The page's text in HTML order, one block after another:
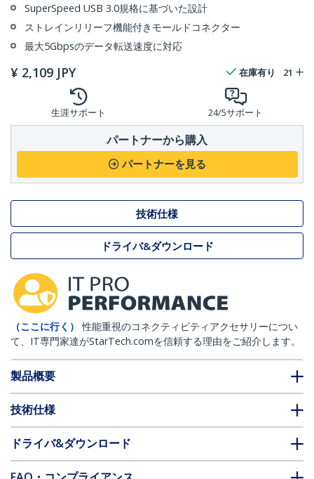
SuperSpeed USB 3.0規格に基づいた設計
ストレインリリーフ機能付きモールドコネクター
最大5Gbpsのデータ転送速度に対応
¥ 2,109 JPY 在庫有り 21
生涯サポート 24/5サポート
パートナーから購入
パートナーを見る
技術仕様
ドライバ&ダウンロード
（ここに行く）
性能重視のコネクティビティアクセサリーについ
て、IT専門家達がStarTech.comを信頼する理由をご紹介します。
製品概要
技術仕様
ドライバ&ダウンロード